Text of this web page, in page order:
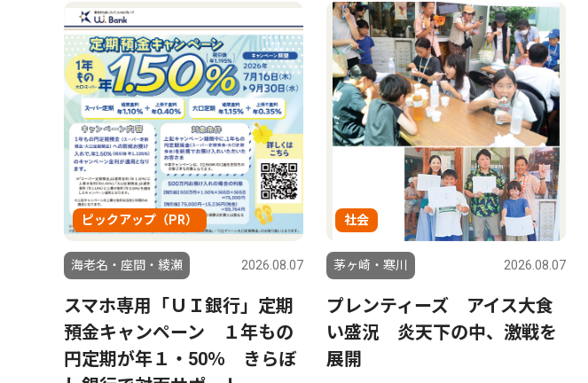
ピックアップ（PR）
海老名・座間・綾瀬 2026.08.07
スマホ専用「ＵＩ銀行」定期
預金キャンペーン １年もの
円定期が年１・50％ きらぼ
社会
茅ヶ崎・寒川 2026.08.07
プレンティーズ アイス大食
い盛況 炎天下の中、激戦を
展開